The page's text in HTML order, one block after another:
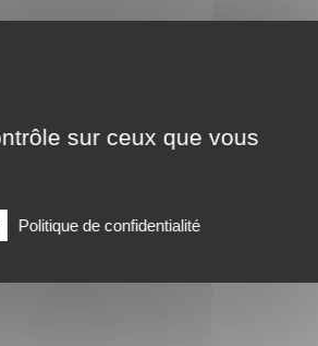
sur ceux que vous
Politique de confidentialité